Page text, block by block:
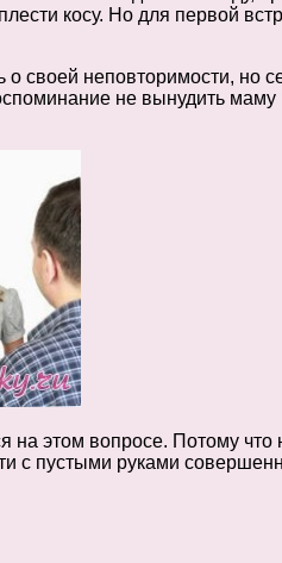
косу. Но для первой
своей неповторимости, но
не вынудить
на этом вопросе. Потому
с пустыми руками